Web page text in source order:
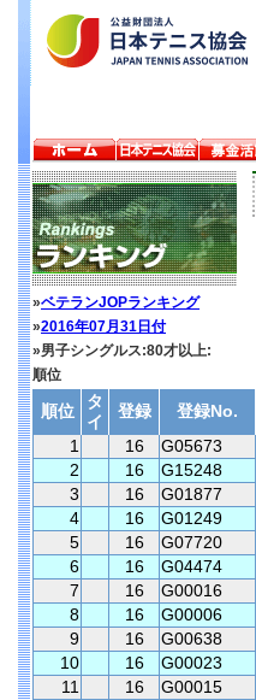
»ベテランJOPランキング
»2016年07月31日付
»男子シングルス:80才以上:
順位
順位
タ
イ
登録 登録No.
1
16 G05673
2
16 G15248
3
16 G01877
4
16 G01249
5
16 G07720
6
16 G04474
7
16 G00016
8
16 G00006
9
16 G00638
10
16 G00023
11
16 G00015